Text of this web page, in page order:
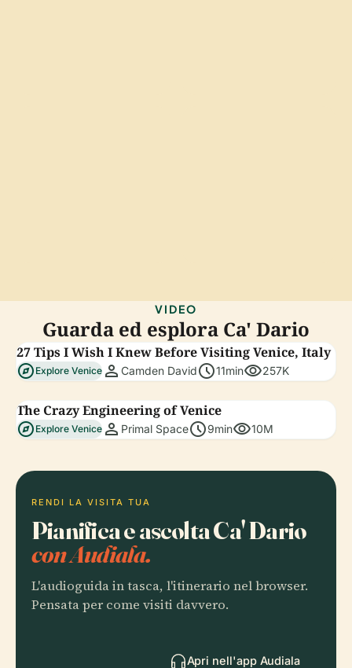
VIDEO
Guarda ed esplora Ca' Dario
27 Tips I Wish I Knew Before Visiting Venice, Italy
explore Explore Venice person Camden Davidschedule11minvisibility257K
The Crazy Engineering of Venice
explore Explore Venice person Primal Spaceschedule9minvisibility10M
RENDI LA VISITA TUA
Pianifica e ascolta Ca' Dario
con Audiala.
L'audioguida in tasca, l'itinerario nel browser.
Pensata per come visiti davvero.
Apri nell'app Audiala